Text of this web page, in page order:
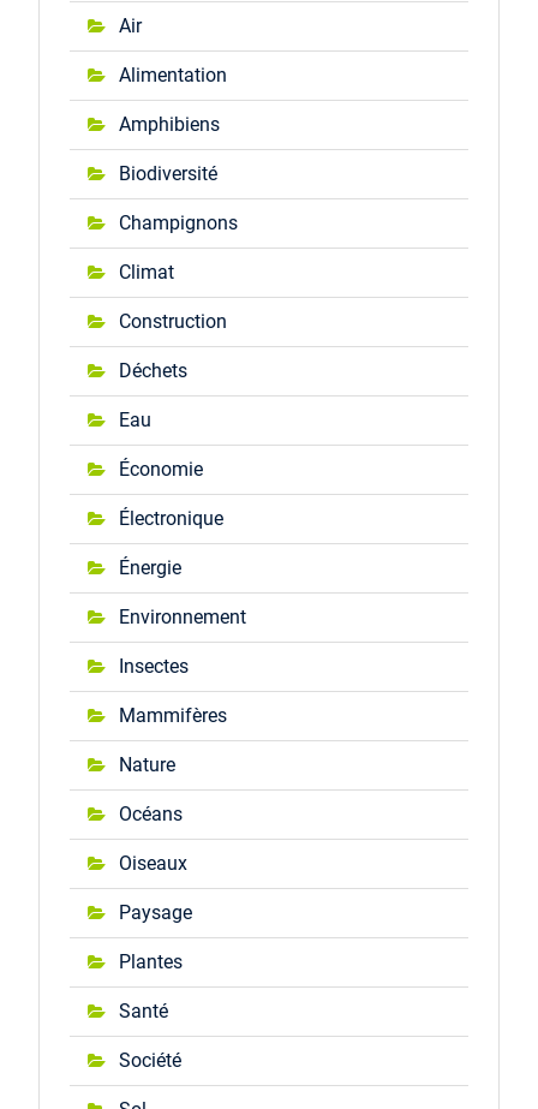
Air
Alimentation
Amphibiens
Biodiversité
Champignons
Climat
Construction
Déchets
Eau
Économie
Électronique
Énergie
Environnement
Insectes
Mammifères
Nature
Océans
Oiseaux
Paysage
Plantes
Santé
Société